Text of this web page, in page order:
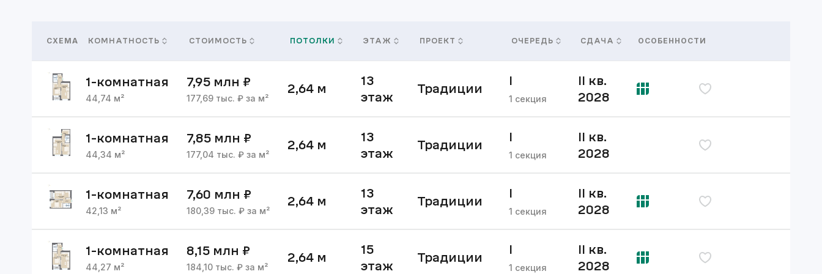
СХЕМА КОМНАТНОСТЬ СТОИМОСТЬ ПОТОЛКИ ЭТАЖ ПРОЕКТ ОЧЕРЕДЬ СДАЧА ОСОБЕННОСТИ
1-комнатная
44,74 м²
7,95 млн ₽
177,69 тыс. ₽ за м²
2,64 м
13
этаж
Традиции
I
очередь
1 секция
II кв.
2028
1-комнатная
44,34 м²
7,85 млн ₽
177,04 тыс. ₽ за м²
2,64 м
13
этаж
Традиции
I
очередь
1 секция
II кв.
2028
1-комнатная
42,13 м²
7,60 млн ₽
180,39 тыс. ₽ за м²
2,64 м
13
этаж
Традиции
I
очередь
1 секция
II кв.
2028
1-комнатная
44,27 м²
8,15 млн ₽
184,10 тыс. ₽ за м²
2,64 м
15
этаж
Традиции
I
очередь
1 секция
II кв.
2028